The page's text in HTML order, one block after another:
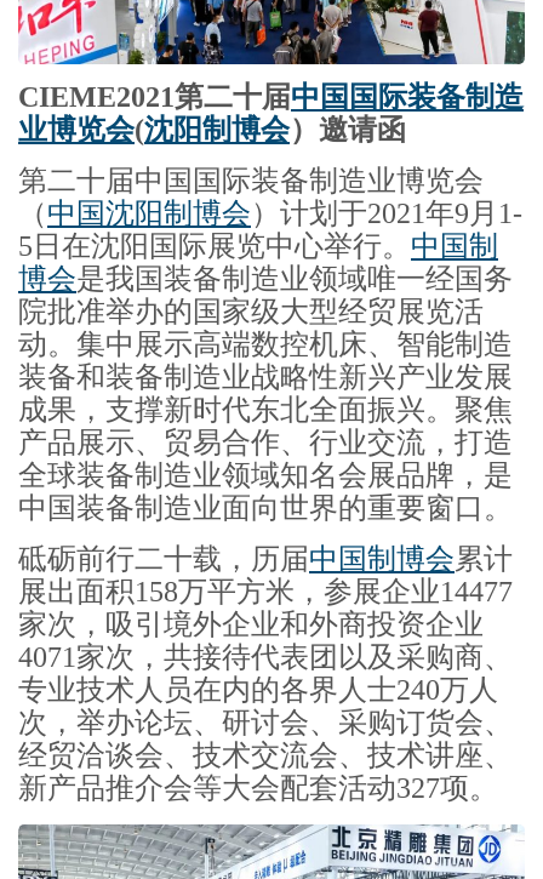
CIEME2021第二十届中国国际装备制造
业博览会(沈阳制博会）邀请函
第二十届中国国际装备制造业博览会
（中国沈阳制博会）计划于2021年9月1-
5日在沈阳国际展览中心举行。 中国制
博会是我国装备制造业领域唯一经国务
院批准举办的国家级大型经贸展览活
动。集中展示高端数控机床、智能制造
装备和装备制造业战略性新兴产业发展
成果，支撑新时代东北全面振兴。聚焦
产品展示、贸易合作、行业交流，打造
全球装备制造业领域知名会展品牌，是
中国装备制造业面向世界的重要窗口。
砥砺前行二十载，历届中国制博会累计
展出面积158万平方米，参展企业14477
家次，吸引境外企业和外商投资企业
4071家次，共接待代表团以及采购商、
专业技术人员在内的各界人士240万人
次，举办论坛、研讨会、采购订货会、
经贸洽谈会、技术交流会、技术讲座、
新产品推介会等大会配套活动327项。